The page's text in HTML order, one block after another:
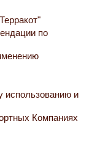
по
использованию и
Компаниях